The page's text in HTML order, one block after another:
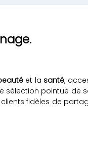
et la santé,
pointue de
fidèles de